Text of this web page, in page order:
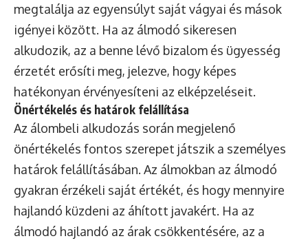
megtalálja az egyensúlyt saját vágyai és mások
igényei között. Ha az álmodó sikeresen
alkudozik, az a benne lévő bizalom és ügyesség
érzetét erősíti meg, jelezve, hogy képes
hatékonyan érvényesíteni az elképzeléseit.
Önértékelés és határok felállítása
Az álombeli alkudozás során megjelenő
önértékelés fontos szerepet játszik a személyes
határok felállításában. Az álmokban az álmodó
gyakran érzékeli saját értékét, és hogy mennyire
hajlandó küzdeni az áhított javakért. Ha az
álmodó hajlandó az árak csökkentésére, az a